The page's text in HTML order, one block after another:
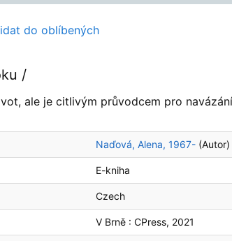
do oblíbených
/
ale je citlivým průvodcem pro
Naďová, Alena, 1967- (Autor)
E-kniha
Czech
V Brně : CPress, 2021